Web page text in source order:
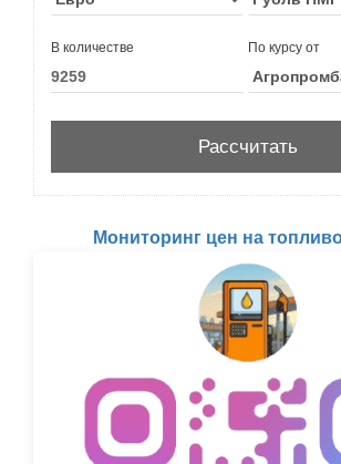
В количестве По курсу от
Мониторинг цен на